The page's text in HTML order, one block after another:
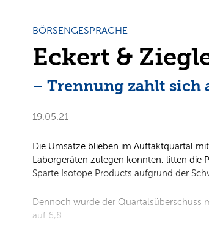
BÖRSENGESPRÄCHE
Eckert &
– Trennung zahlt sich
19.05.21
Die Umsätze blieben im Auftaktquartal
Laborgeräten zulegen konnten, litten die
Sparte Isotope Products aufgrund der
Dennoch wurde der Quartalsüberschuss
auf 6,8…